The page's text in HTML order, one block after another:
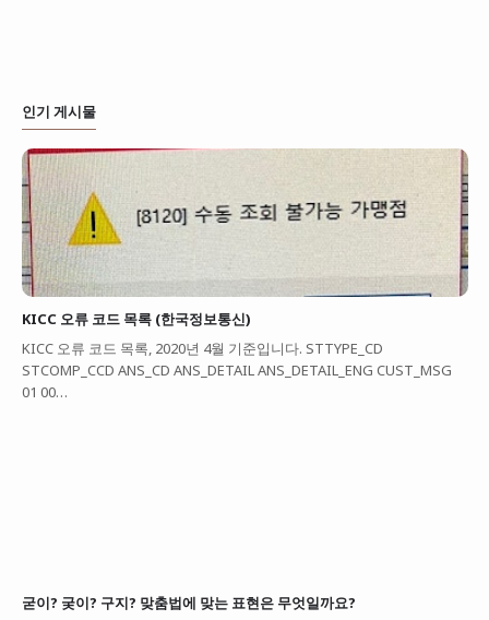
인기 게시물
KICC 오류 코드 목록 (한국정보통신)
KICC 오류 코드 목록, 2020년 4월 기준입니다. STTYPE_CD
STCOMP_CCD ANS_CD ANS_DETAIL ANS_DETAIL_ENG CUST_MSG
01 00…
굳이? 궂이? 구지? 맞춤법에 맞는 표현은 무엇일까요?